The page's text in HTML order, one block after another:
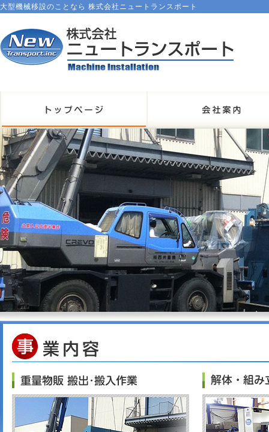
大型機械移設のことなら 株式会社ニュートランスポート